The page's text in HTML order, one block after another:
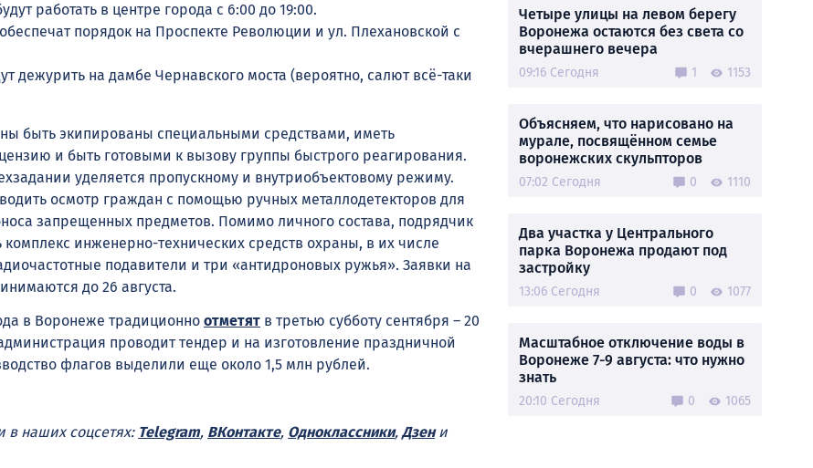
работать в центре города с 6:00 до 19:00.
порядок на Проспекте Революции и ул. Плехановской с
дежурить на дамбе Чернавского моста (вероятно, салют всё-таки
быть экипированы специальными средствами, иметь
и быть готовыми к вызову группы быстрого реагирования.
уделяется пропускному и внутриобъектовому режиму.
осмотр граждан с помощью ручных металлодетекторов для
запрещенных предметов. Помимо личного состава, подрядчик
комплекс инженерно-технических средств охраны, в их числе
подавители и три «антидроновых ружья». Заявки на
до 26 августа.
в Воронеже традиционно отметят в третью субботу сентября – 20
проводит тендер и на изготовление праздничной
флагов выделили еще около 1,5 млн рублей.
в наших соцсетях: Telegram, ВКонтакте, Одноклассники, Дзени
Четыре улицы на левом берегу
Воронежа остаются без света со
вчерашнего вечера
09:16 Сегодня 1 1153
Объясняем, что нарисовано на
мурале, посвящённом семье
воронежских скульпторов
07:02 Сегодня 0 1110
Два участка у Центрального
парка Воронежа продают под
застройку
13:06 Сегодня 0 1077
Масштабное отключение воды в
Воронеже 7-9 августа: что нужно
знать
20:10 Сегодня 0 1065